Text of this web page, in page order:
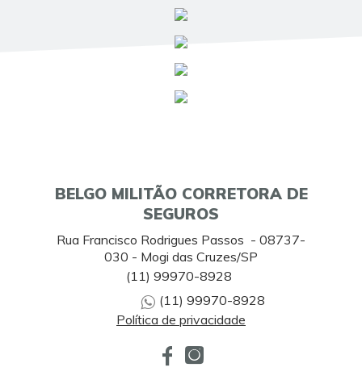
BELGO MILITÃO CORRETORA DE
SEGUROS
Rua Francisco Rodrigues Passos - 08737-
030 - Mogi das Cruzes/SP
(11) 99970-8928
(11) 99970-8928
Política de privacidade